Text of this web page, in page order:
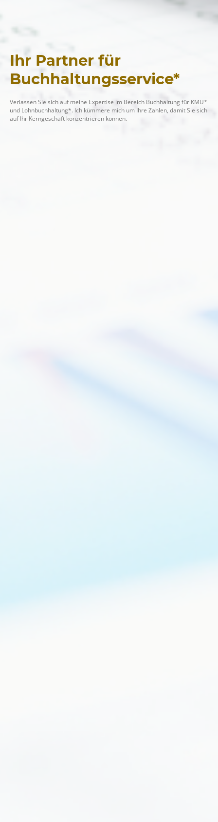
Ihr Partner für
Buchhaltungsservice*
Verlassen Sie sich auf meine Expertise im Bereich Buchhaltung für KMU*
und Lohnbuchhaltung*. Ich kümmere mich um Ihre Zahlen, damit Sie sich
auf Ihr Kerngeschäft konzentrieren können.